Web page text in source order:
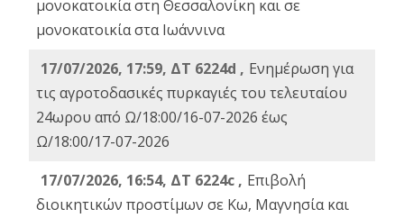
μονοκατοικία στη Θεσσαλονίκη και σε
μονοκατοικία στα Ιωάννινα
17/07/2026, 17:59, ΔΤ 6224d , Ενημέρωση για
τις αγροτοδασικές πυρκαγιές του τελευταίου
24ωρου από Ω/18:00/16-07-2026 έως
Ω/18:00/17-07-2026
17/07/2026, 16:54, ΔΤ 6224c , Επιβολή
διοικητικών προστίμων σε Κω, Μαγνησία και